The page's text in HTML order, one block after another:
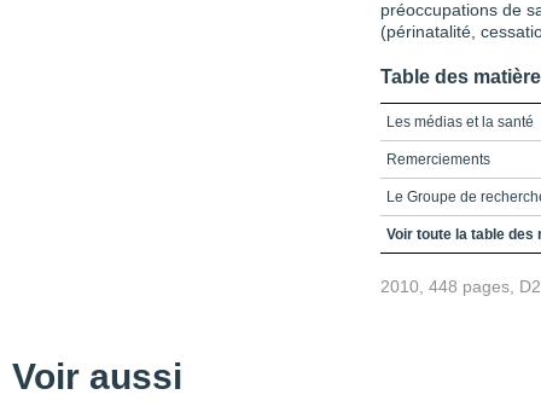
préoccupations de
(périnatalité,
Table des
Les médias et la santé
Remerciements
Le Groupe de
Table des matières
Voir toute la table des
2010, 448 pages,
Voir aussi